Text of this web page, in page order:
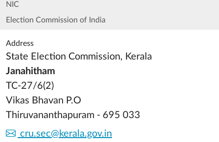
NIC
Election Commission of India
Address
State Election Commission, Kerala
Janahitham
TC-27/6(2)
Vikas Bhavan P.O
Thiruvananthapuram - 695 033
cru.sec@kerala.gov.in